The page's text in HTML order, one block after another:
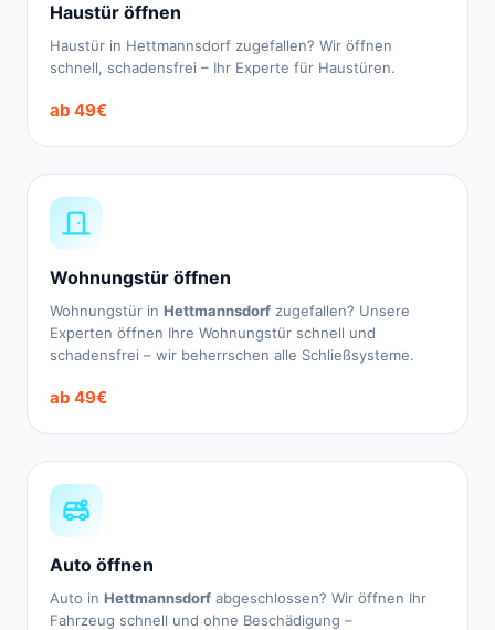
Haustür öffnen
Haustür in Hettmannsdorf zugefallen? Wir öffnen
schnell, schadensfrei – Ihr Experte für Haustüren.
ab 49€
Wohnungstür öffnen
Wohnungstür in Hettmannsdorf zugefallen? Unsere
Experten öffnen Ihre Wohnungstür schnell und
schadensfrei – wir beherrschen alle Schließsysteme.
ab 49€
Auto öffnen
Auto in Hettmannsdorf abgeschlossen? Wir öffnen Ihr
Fahrzeug schnell und ohne Beschädigung –